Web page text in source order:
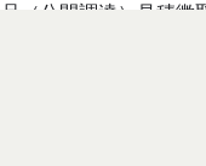
品（公開調達）見積徴